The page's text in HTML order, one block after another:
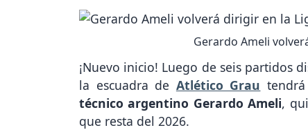
Gerardo Ameli
¡Nuevo inicio! Luego de seis partidos
la escuadra de Atlético Grau
técnico argentino Gerardo Ameli,
que resta del 2026.